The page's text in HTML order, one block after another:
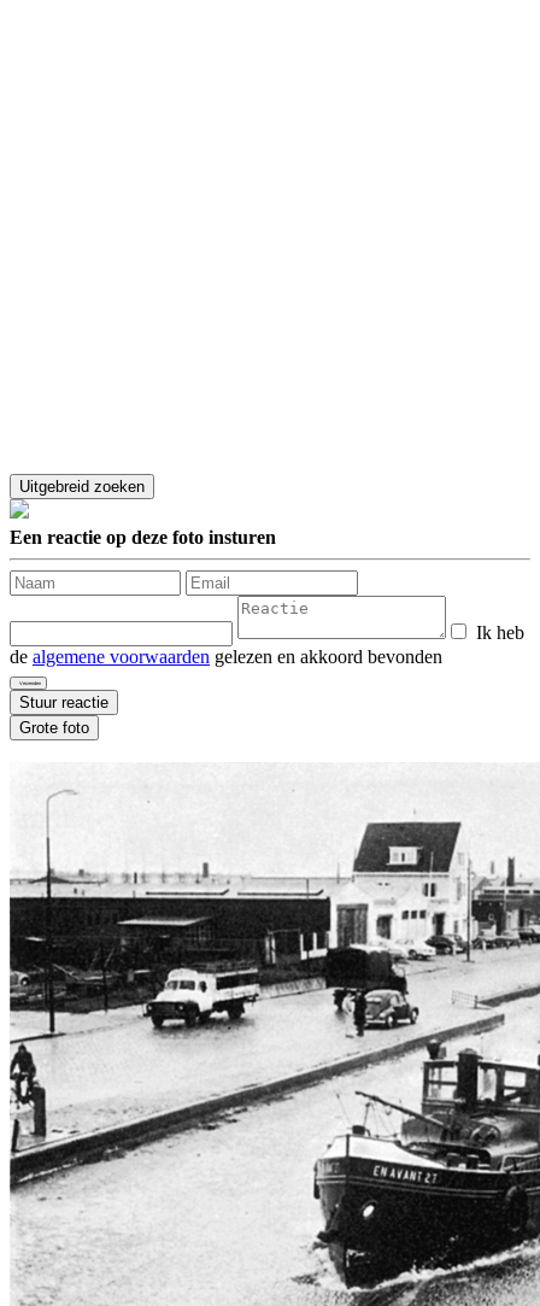
Een reactie op deze foto insturen
Ik heb
de algemene voorwaarden gelezen en akkoord bevonden